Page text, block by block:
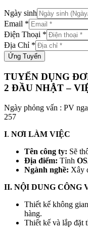
Ngày sinh
Email *
Điện Thoại *
Địa Chỉ *
Ứng Tuyển
TUYỂN DỤNG
2 ĐẦU NHẬT –
Ngày phỏng vấn : PV
257
I. NƠI LÀM VIỆC
Tên công ty: Sẽ
Địa điểm: Tỉnh
Ngành nghề: Xây
II. NỘI DUNG CÔNG
Thiết kế không
hàng.
Thiết kế và lắp đặt